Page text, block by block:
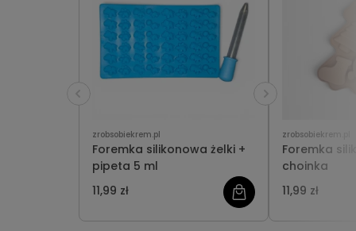
zrobsobiekrem.pl
Foremka silikonowa żelki +
pipeta 5 ml
11,99 zł
zrobsobiekrem.pl
Foremka
choinka
11,99 zł